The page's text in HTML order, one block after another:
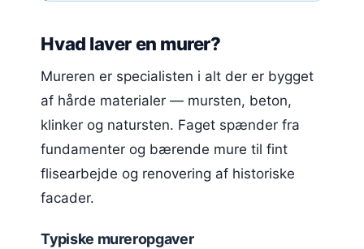
Hvad laver en murer?
Mureren er specialisten i alt der er bygget
af hårde materialer — mursten, beton,
klinker og natursten. Faget spænder fra
fundamenter og bærende mure til fint
flisearbejde og renovering af historiske
facader.
Typiske mureropgaver